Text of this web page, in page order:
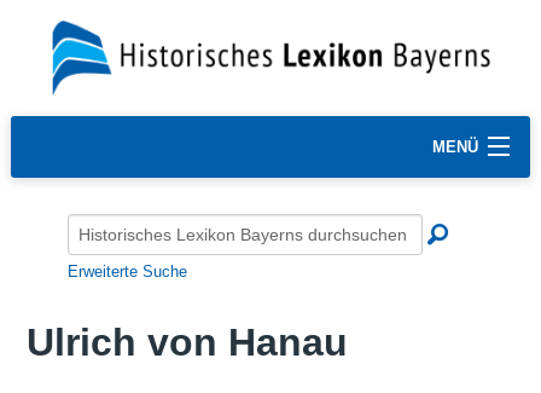
MENÜ
Erweiterte Suche
Ulrich von Hanau